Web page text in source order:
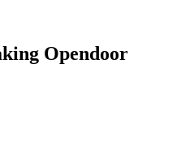
Opendoor